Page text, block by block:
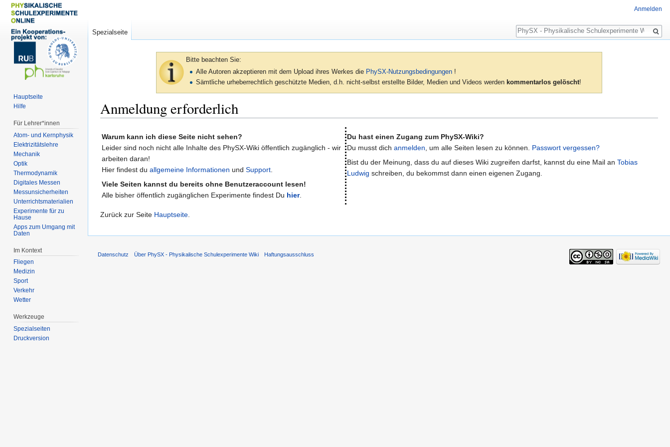
Bitte beachten Sie:
Alle Autoren akzeptieren mit dem Upload ihres Werkes die PhySX-Nutzungsbedingungen !
Sämtliche urheberrechtlich geschützte Medien, d.h. nicht-selbst erstellte Bilder, Medien und Videos werden kommentarlos gelöscht!
Anmeldung erforderlich
Warum kann ich diese Seite nicht sehen?
Leider sind noch nicht alle Inhalte des PhySX-Wiki öffentlich zugänglich - wir
arbeiten daran!
Hier findest du allgemeine Informationen und Support
Viele Seiten kannst du bereits ohne Benutzeraccount lesen!
Alle bisher öffentlich zugänglichen Experimente findest Du hier.
Du hast einen Zugang zum PhySX-Wiki?
Du musst dich anmelden , um alle Seiten lesen zu können. Passwort vergessen?
Bist du der Meinung, dass du auf dieses Wiki zugreifen darfst, kannst du eine Mail an Tobias
Ludwig schreiben, du bekommst dann einen eigenen Zugang.
Zurück zur Seite Hauptseite
Anmelden
Spezialseite
Suche
Hauptseite
Hilfe
Für Lehrer*innen
Atom- und Kernphysik
Elektrizitätslehre
Mechanik
Optik
Thermodynamik
Digitales Messen
Messunsicherheiten
Unterrichtsmaterialien
Experimente für zu
Hause
Apps zum Umgang mit
Daten
Im Kontext
Fliegen
Medizin
Sport
Verkehr
Wetter
Werkzeuge
Spezialseiten
Druckversion
Datenschutz Über PhySX - Physikalische Schulexperimente Wiki Haftungsausschluss